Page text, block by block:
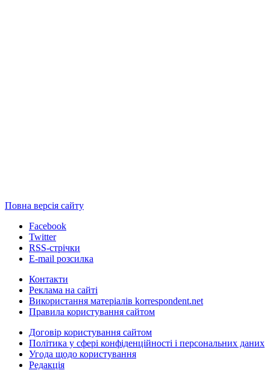
Повна версія сайту
Facebook
Twitter
RSS-стрічки
E-mail розсилка
Контакти
Реклама на сайті
Використання матеріалів korrespondent.net
Правила користування сайтом
Договір користування сайтом
Політика у сфері конфіденційності і персональних даних
Угода щодо користування
Редакція